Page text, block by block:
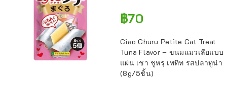
฿70
Ciao Churu Petite Cat Treat
Tuna Flavor – ขนมแมวเลียแบบ
แผ่น เชา ชูหรุ เพทิท รสปลาทูน่า
(8g/5ชิ้น)